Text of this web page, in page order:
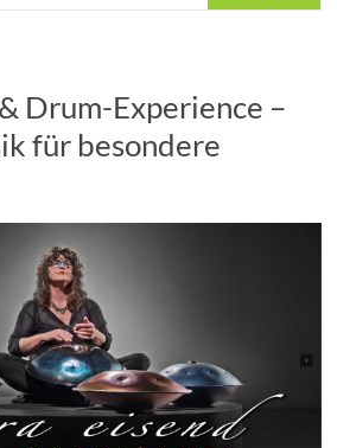
Drum-Experience –
für besondere